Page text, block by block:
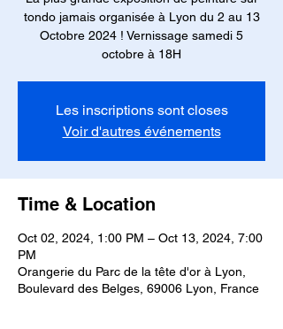
tondo jamais organisée à Lyon du 2 au 13
Octobre 2024 ! Vernissage samedi 5
octobre à 18H
Les inscriptions sont closes
Voir d'autres événements
Time & Location
Oct 02, 2024, 1:00 PM – Oct 13, 2024, 7:00
PM
Orangerie du Parc de la tête d'or à Lyon,
Boulevard des Belges, 69006 Lyon, France